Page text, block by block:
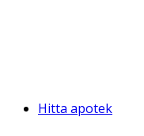
Hitta apotek